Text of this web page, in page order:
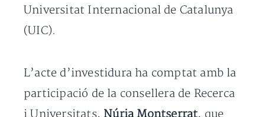
Universitat Internacional de Catalunya
(UIC).
L’acte d’investidura ha comptat amb la
participació de la consellera de Recerca